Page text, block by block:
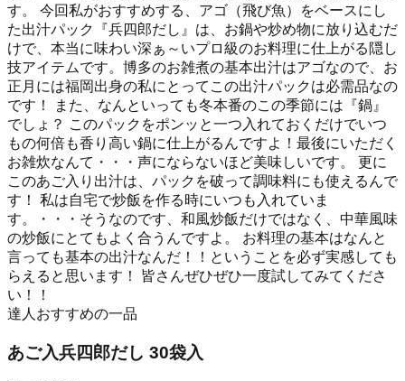
す。 今回私がおすすめする、アゴ（飛び魚）をベースにし
た出汁パック『兵四郎だし』は、お鍋や炒め物に放り込むだ
けで、本当に味わい深ぁ～いプロ級のお料理に仕上がる隠し
技アイテムです。博多のお雑煮の基本出汁はアゴなので、お
正月には福岡出身の私にとってこの出汁パックは必需品なの
です！ また、なんといっても冬本番のこの季節には『鍋』
でしょ？ このパックをポンッと一つ入れておくだけでいつ
もの何倍も香り高い鍋に仕上がるんですよ！最後にいただく
お雑炊なんて・・・声にならないほど美味しいです。 更に
このあご入り出汁は、パックを破って調味料にも使えるんで
す！ 私は自宅で炒飯を作る時にいつも入れていま
す。・・・そうなのです、和風炒飯だけではなく、中華風味
の炒飯にとてもよく合うんですよ。 お料理の基本はなんと
言っても基本の出汁なんだ！！ということを必ず実感しても
らえると思います！ 皆さんぜひぜひ一度試してみてくださ
い！！
達人おすすめの一品
あご入兵四郎だし 30袋入